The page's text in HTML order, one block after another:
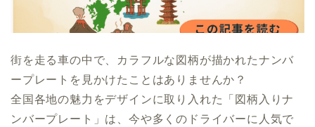
街を走る車の中で、カラフルな図柄が描かれたナンバ
ープレートを見かけたことはありませんか？
全国各地の魅力をデザインに取り入れた「図柄入りナ
ンバープレート」は、今や多くのドライバーに人気で